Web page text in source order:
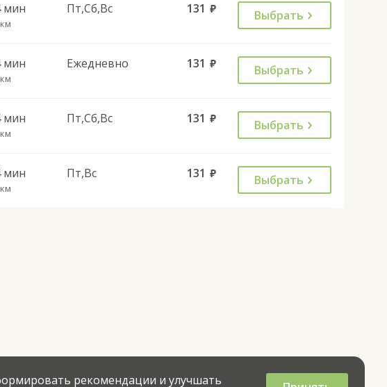
мин Пт,Сб,Вс 131 руб. Выбрать
мин Ежедневно 131 руб. Выбрать
мин Пт,Сб,Вс 131 руб. Выбрать
мин Пт,Вс 131 руб. Выбрать
рекомендации и улучшать